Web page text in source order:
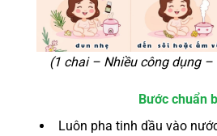
(1 chai – Nhiều công dụng
Bước chuẩn
Luôn pha tinh dầu vào